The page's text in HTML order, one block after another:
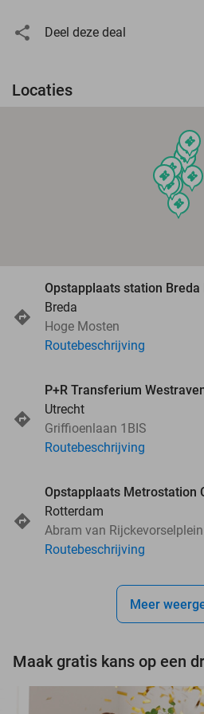
Deel deze deal
Locaties
events
events
events
events
events
events
events
events
events
events
events
events
Opstapplaats station Breda
Breda
Hoge Mosten
Routebeschrijving
P+R Transferium
Utrecht
Griffioenlaan 1BIS
Routebeschrijving
Opstapplaats Metrostation
Rotterdam
Abram van Rijckevorselplein
Routebeschrijving
Meer